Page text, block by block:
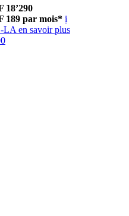
18’290
189 par mois* i
LA en savoir plus